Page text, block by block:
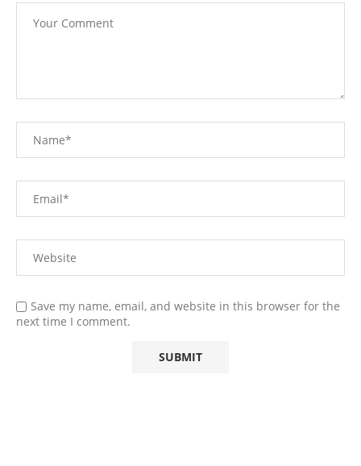
Save my name, email, and website in this browser for the
next time I comment.